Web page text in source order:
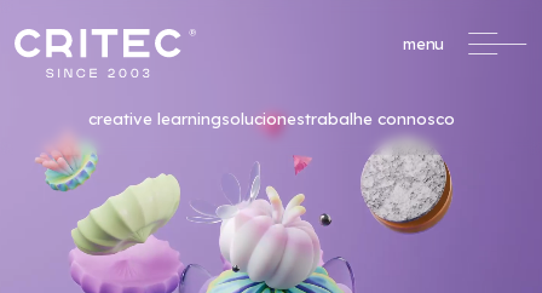
creative learningsolucionestrabalhe connosco
menu
/ Formación Profesional